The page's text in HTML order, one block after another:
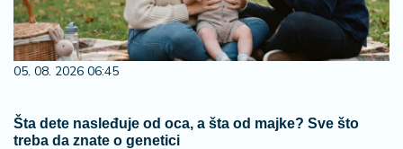
05. 08. 2026 06:45
Šta dete nasleđuje od oca, a šta od majke? Sve što
treba da znate o genetici